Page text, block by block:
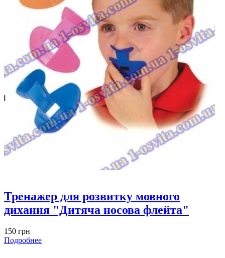
Тренажер для розвитку мовного
дихання "Дитяча носова флейта"
150 грн
Подробнее